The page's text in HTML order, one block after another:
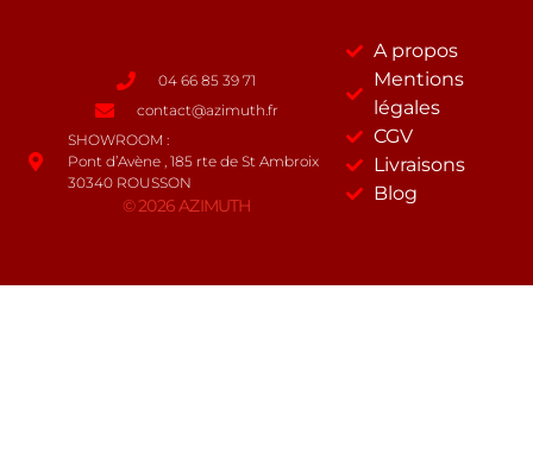
04 66 85 39 71
contact@azimuth.fr
SHOWROOM :
Pont d’Avène , 185 rte de St Ambroix
30340 ROUSSON
© 2026 AZIMUTH
A propos
Mentions
légales
CGV
Livraisons
Blog